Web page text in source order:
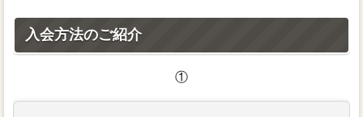
入会方法のご紹介
①